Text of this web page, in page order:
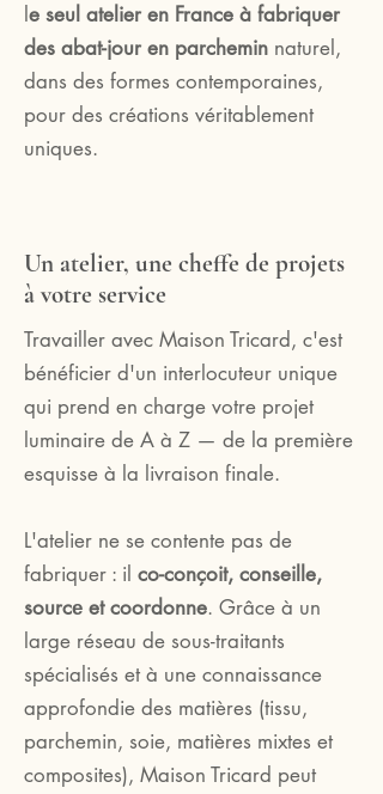
e seul atelier en France à fabriquer
des abat-jour en parchemin naturel,
dans des formes contemporaines,
pour des créations véritablement
uniques.
Un atelier, une cheffe de projets
à votre service
Travailler avec Maison Tricard, c'est
bénéficier d'un interlocuteur unique
qui prend en charge votre projet
luminaire de A à Z — de la première
esquisse à la livraison finale.
L'atelier ne se contente pas de
fabriquer : il co-conçoit, conseille,
sourcе et coordonne. Grâce à un
large réseau de sous-traitants
spécialisés et à une connaissance
approfondie des matières (tissu,
parchemin, soie, matières mixtes et
composites), Maison Tricard peut